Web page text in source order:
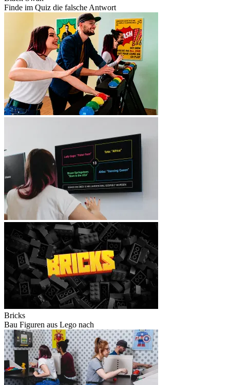
Finde im Quiz die falsche Antwort
Bricks
Bau Figuren aus Lego nach